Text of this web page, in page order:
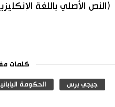
(النص الأصلي باللغة
كلمات
جيجي برس الحكومة